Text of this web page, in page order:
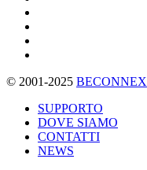
© 2001-2025 BECONNEX
SUPPORTO
DOVE SIAMO
CONTATTI
NEWS